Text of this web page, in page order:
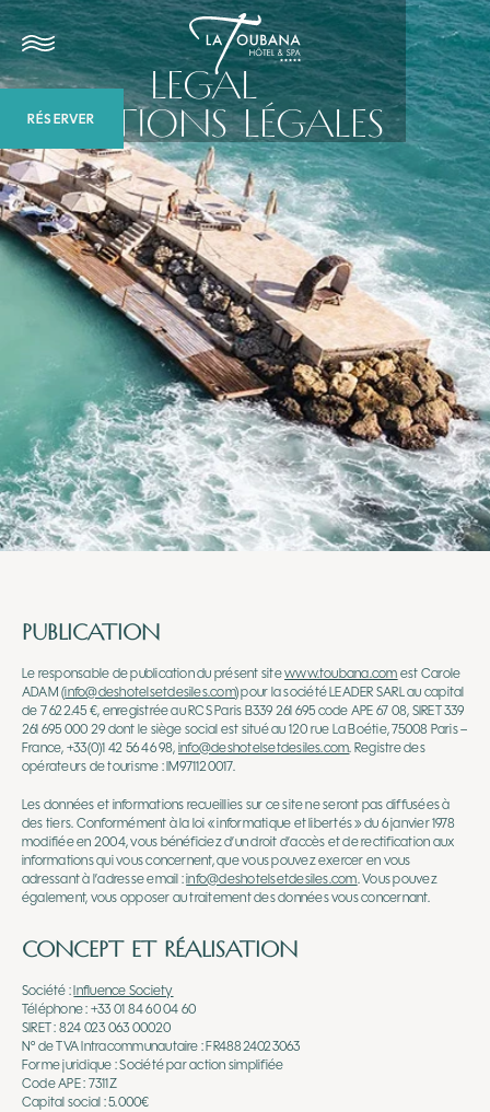
RÉSERVER
LEGAL
MENTIONS LÉGALES
PUBLICATION
Le responsable de publication du présent sitewww.toubana.comest Carole
ADAM (info@deshotelsetdesiles.com) pour la société LEADER SARL au capital
de 7 622.45 €, enregistrée au RCS Paris B339 261 695 code APE 67 08, SIRET 339
261 695 000 29 dont le siège social est situé au 120 rue La Boétie, 75008 Paris –
France, +33(0)1 42 56 46 98,info@deshotelsetdesiles.com. Registre des
opérateurs de tourisme : IM971120017.
Les données et informations recueillies sur ce site ne seront pas diffusées à
des tiers. Conformément à la loi « informatique et libertés » du 6 janvier 1978
modifiée en 2004, vous bénéficiez d’un droit d’accès et de rectification aux
informations qui vous concernent, que vous pouvez exercer en vous
adressant à l’adresse email :info@deshotelsetdesiles.com. Vous pouvez
également, vous opposer au traitement des données vous concernant.
CONCEPT ET RÉALISATION
Société :Influence Society
Téléphone : +33 01 84 60 04 60
SIRET : 824 023 063 00020
N° de TVA Intracommunautaire : FR48824023063
Forme juridique : Société par action simplifiée
Code APE : 7311Z
Capital social : 5.000€